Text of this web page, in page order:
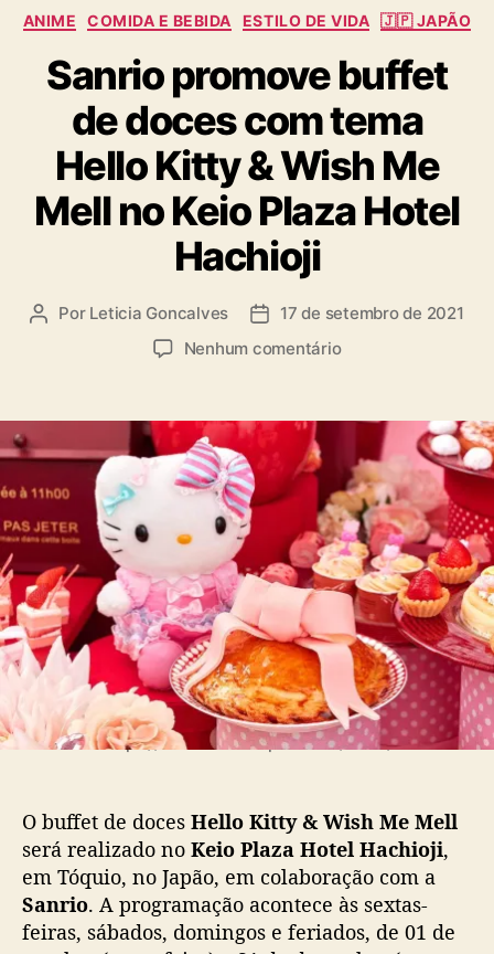
C
t
e
g
o
r
a
ANIME COMIDA E BEBIDA ESTILO DE VIDA 🇯🇵 JAPÃO
Sanrio promove buffet
de doces com tema
Hello Kitty & Wish Me
Mell no Keio Plaza Hotel
Hachioji
A
o
p
s
Por Leticia Goncalves
D
e
p
u
b
c
a
ç
ã
o
17 de setembro de 2021
Nenhum comentárioe
a
r
i
o
p
r
o
m
o
b
u
e
t
d
e
d
o
Fonte: https://www.fashion-press.net/news/77744
O buffet de doces Hello Kitty & Wish Me Mell
será realizado no Keio Plaza Hotel Hachioji,
em Tóquio, no Japão, em colaboração com a
Sanrio. A programação acontece às sextas-
feiras, sábados, domingos e feriados, de 01 de